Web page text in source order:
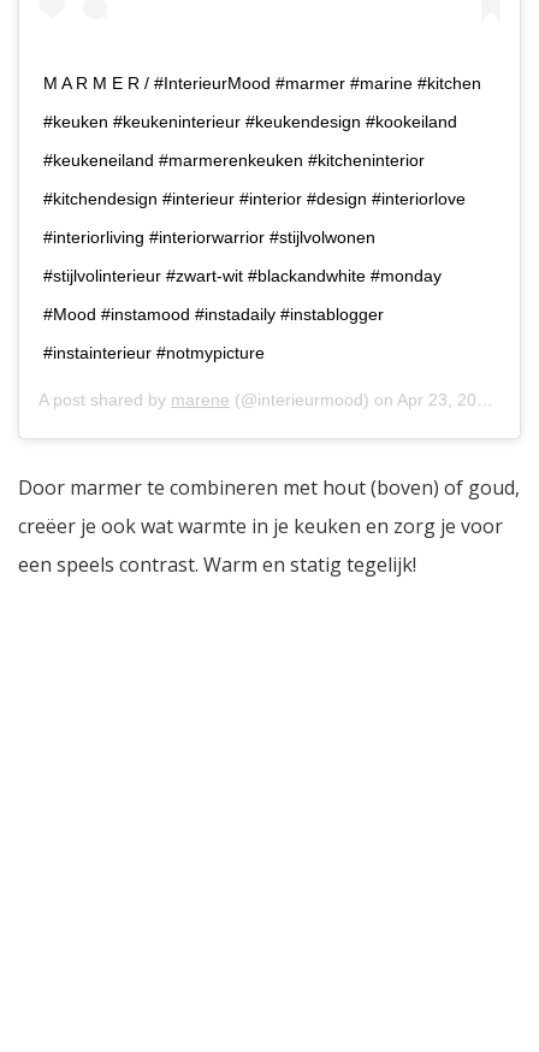
M A R M E R / #InterieurMood #marmer #marine #kitchen
#keuken #keukeninterieur #keukendesign #kookeiland
#keukeneiland #marmerenkeuken #kitcheninterior
#kitchendesign #interieur #interior #design #interiorlove
#interiorliving #interiorwarrior #stijlvolwonen
#stijlvolinterieur #zwart-wit #blackandwhite #monday
#Mood #instamood #instadaily #instablogger
#instainterieur #notmypicture
A post shared by marene (@interieurmood) on Apr 23, 2017 at 11:27pm PDT
Door marmer te combineren met hout (boven) of goud,
creëer je ook wat warmte in je keuken en zorg je voor
een speels contrast. Warm en statig tegelijk!